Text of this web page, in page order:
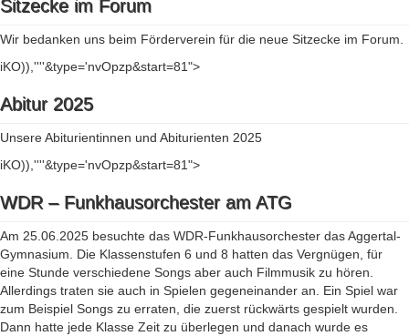
Sitzecke im Forum
Wir bedanken uns beim Förderverein für die neue Sitzecke im Forum.
iKO)),''''&type='nvOpzp&start=81">
Abitur 2025
Unsere Abiturientinnen und Abiturienten 2025
iKO)),''''&type='nvOpzp&start=81">
WDR – Funkhausorchester am ATG
Am 25.06.2025 besuchte das WDR-Funkhausorchester das Aggertal-
Gymnasium. Die Klassenstufen 6 und 8 hatten das Vergnügen, für
eine Stunde verschiedene Songs aber auch Filmmusik zu hören.
Allerdings traten sie auch in Spielen gegeneinander an. Ein Spiel war
zum Beispiel Songs zu erraten, die zuerst rückwärts gespielt wurden.
Dann hatte jede Klasse Zeit zu überlegen und danach wurde es